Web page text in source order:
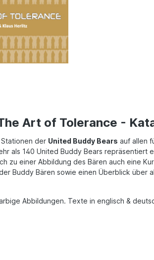
Art of Tolerance -
der United Buddy Bears auf allen
als 140 United Buddy Bears
zu einer Abbildung des Bären auch eine
Buddy Bären sowie einen Überblick über
Abbildungen. Texte in englisch &